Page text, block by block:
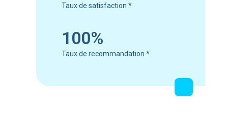
Taux de satisfaction *
100%
Taux de recommandation *